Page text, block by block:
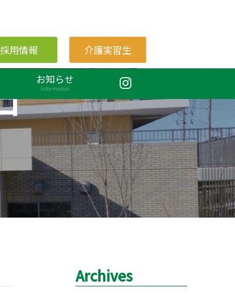
採用情報 介護実習生
お知らせ
Information
Archives